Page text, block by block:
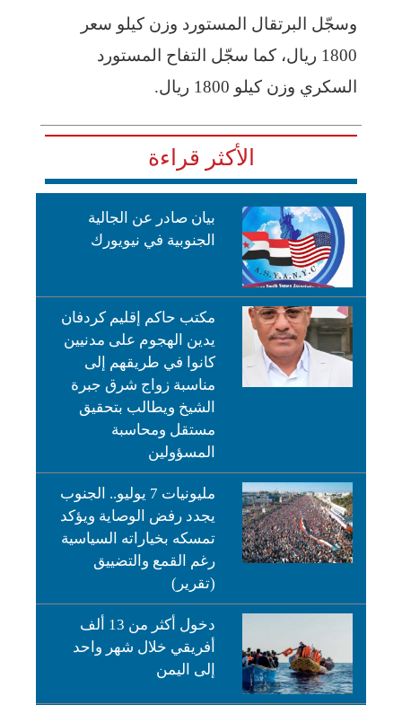
وسجّل البرتقال المستورد وزن كيلو سعر
1800 ريال، كما سجّل التفاح المستورد
السكري وزن كيلو 1800 ريال.
الأكثر قراءة
بيان صادر عن الجالية
الجنوبية في نيويورك
مكتب حاكم إقليم كردفان
يدين الهجوم على مدنيين
كانوا في طريقهم إلى
مناسبة زواج شرق جبرة
الشيخ ويطالب بتحقيق
مستقل ومحاسبة
المسؤولين
مليونيات 7 يوليو.. الجنوب
يجدد رفض الوصاية ويؤكد
تمسكه بخياراته السياسية
رغم القمع والتضييق
(تقرير)
دخول أكثر من 13 ألف
أفريقي خلال شهر واحد
إلى اليمن